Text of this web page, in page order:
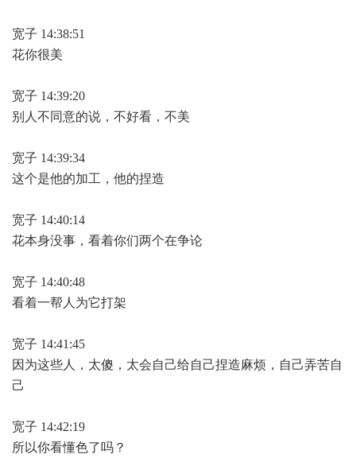
宽子 14:38:51
花你很美
宽子 14:39:20
别人不同意的说，不好看，不美
宽子 14:39:34
这个是他的加工，他的捏造
宽子 14:40:14
花本身没事，看着你们两个在争论
宽子 14:40:48
看着一帮人为它打架
宽子 14:41:45
因为这些人，太傻，太会自己给自己捏造麻烦，自己弄苦自
己
宽子 14:42:19
所以你看懂色了吗？